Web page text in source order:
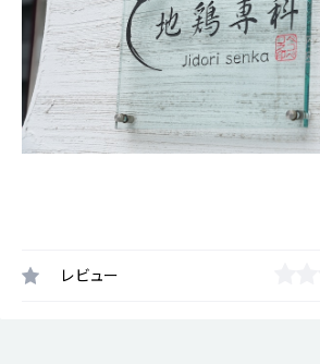
レビュー